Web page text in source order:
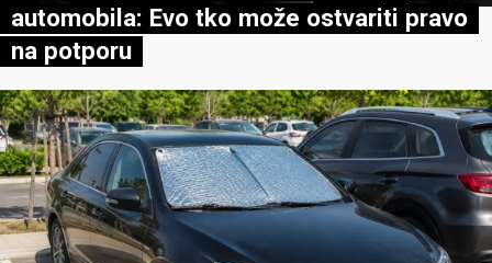
automobila: Evo tko može ostvariti pravo
na potporu